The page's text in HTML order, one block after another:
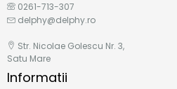
0261-713-307
delphy@delphy.ro
Str. Nicolae Golescu Nr. 3,
Satu Mare
Informatii